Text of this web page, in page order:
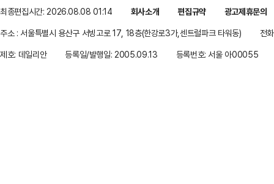
최종편집시간: 2026.08.08 01:14 회사소개 편집규약
광고제휴문의
주소 : 서울특별시 용산구 서빙고로 17, 18층(한강로3가,센트럴파크 타워동)
전
제호: 데일리안
등록일/발행일: 2005.09.13 등록번호: 서울 아00055